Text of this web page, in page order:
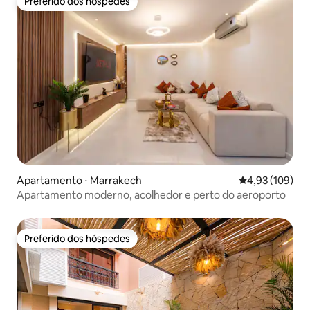
Preferido dos hóspedes
Apartamento ⋅ Marrakech 4,93 de uma
4,93 (109)
Apartamento moderno, acolhedor e perto do aeroporto
Preferido dos hóspedes
Preferido dos hóspedes